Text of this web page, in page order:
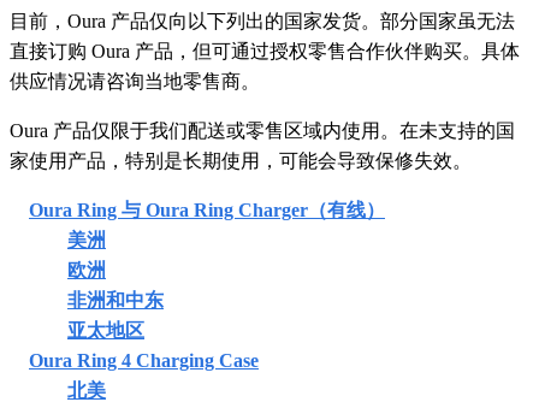
目前，Oura 产品仅向以下列出的国家发货。部分国家虽无法
直接订购 Oura 产品，但可通过授权零售合作伙伴购买。具体
供应情况请咨询当地零售商。
Oura 产品仅限于我们配送或零售区域内使用。在未支持的国
家使用产品，特别是长期使用，可能会导致保修失效。
Oura Ring 与 Oura Ring Charger（有线）
美洲
欧洲
非洲和中东
亚太地区
Oura Ring 4 Charging Case
北美